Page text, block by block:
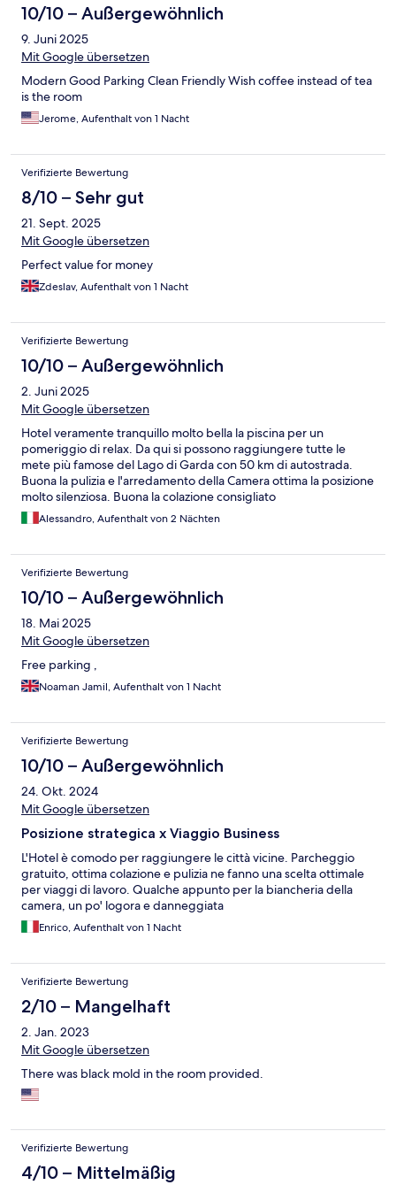
10/10 – Außergewöhnlich
9. Juni 2025
Mit Google übersetzen
Modern Good Parking Clean Friendly Wish coffee instead of tea
is the room
Jerome, Aufenthalt von 1 Nacht
Verifizierte Bewertung
8/10 – Sehr gut
21. Sept. 2025
Mit Google übersetzen
Perfect value for money
Zdeslav, Aufenthalt von 1 Nacht
Verifizierte Bewertung
10/10 – Außergewöhnlich
2. Juni 2025
Mit Google übersetzen
Hotel veramente tranquillo molto bella la piscina per un
pomeriggio di relax. Da qui si possono raggiungere tutte le
mete più famose del Lago di Garda con 50 km di autostrada.
Buona la pulizia e l'arredamento della Camera ottima la posizione
molto silenziosa. Buona la colazione consigliato
Alessandro, Aufenthalt von 2 Nächten
Verifizierte Bewertung
10/10 – Außergewöhnlich
18. Mai 2025
Mit Google übersetzen
Free parking ,
Noaman Jamil, Aufenthalt von 1 Nacht
Verifizierte Bewertung
10/10 – Außergewöhnlich
24. Okt. 2024
Mit Google übersetzen
Posizione strategica x Viaggio Business
L'Hotel è comodo per raggiungere le città vicine. Parcheggio
gratuito, ottima colazione e pulizia ne fanno una scelta ottimale
per viaggi di lavoro. Qualche appunto per la biancheria della
camera, un po' logora e danneggiata
Enrico, Aufenthalt von 1 Nacht
Verifizierte Bewertung
2/10 – Mangelhaft
2. Jan. 2023
Mit Google übersetzen
There was black mold in the room provided.
Verifizierte Bewertung
4/10 – Mittelmäßig